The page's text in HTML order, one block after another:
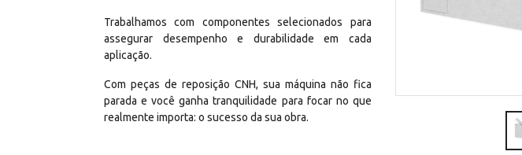
Trabalhamos com componentes selecionados para
assegurar desempenho e durabilidade em cada
aplicação.
Com peças de reposição CNH, sua máquina não fica
parada e você ganha tranquilidade para focar no que
realmente importa: o sucesso da sua obra.